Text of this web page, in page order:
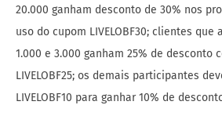
20.000 ganham desconto de 30% nos
uso do cupom LIVELOBF30; clientes que
1.000 e 3.000 ganham 25% de desconto
LIVELOBF25; os demais participantes
LIVELOBF10 para ganhar 10% de